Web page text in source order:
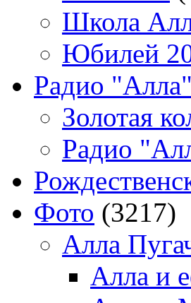
Школа
Юбилей
Радио "Алла"
Золотая
Радио
Фото (3217)
Алла
Алла и